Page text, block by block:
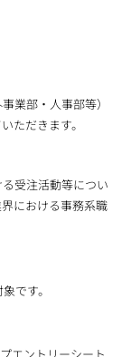
業部・人事部等）
ただきます。
受注活動等につい
における事務系職
です。